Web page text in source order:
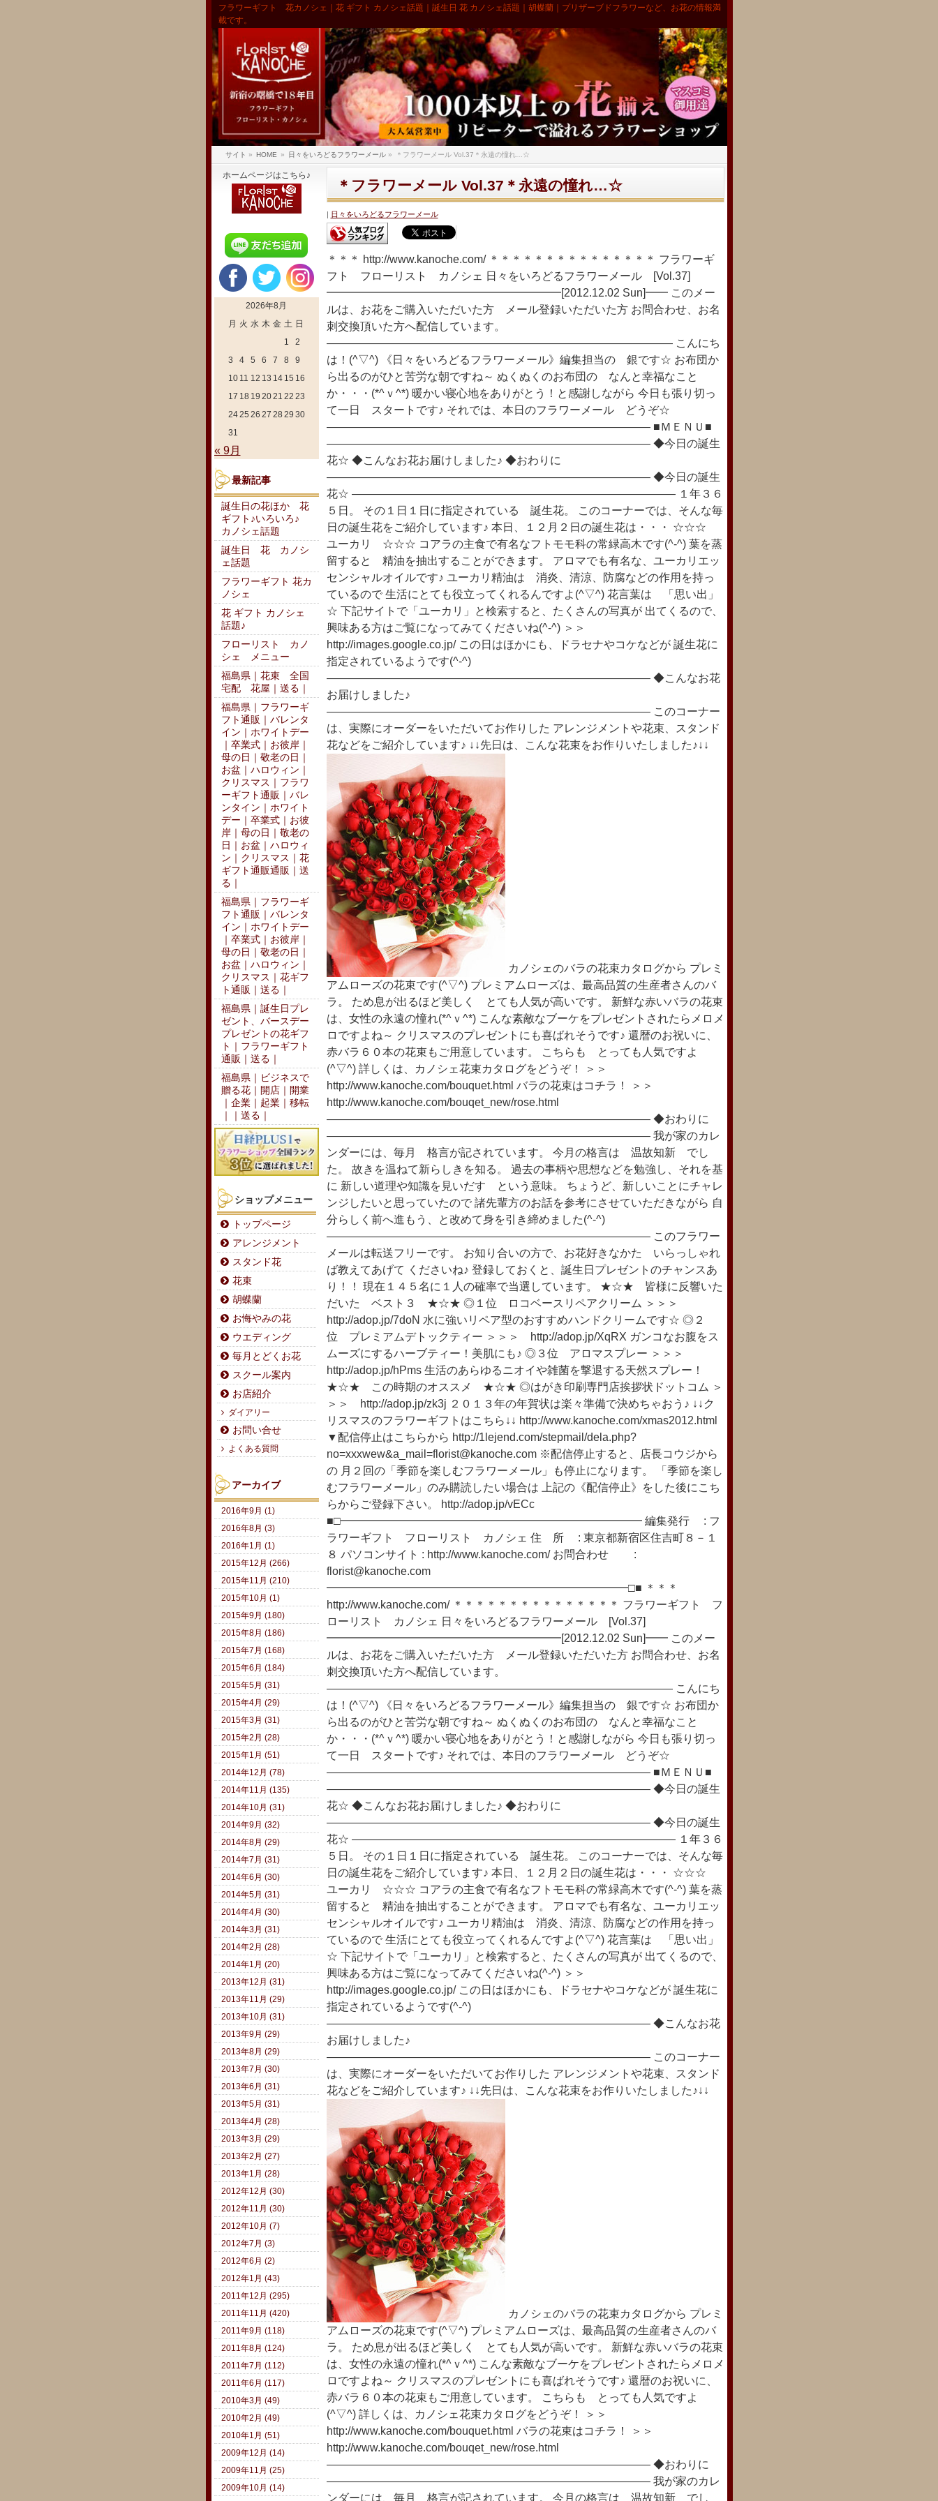
フラワーギフト 花カノシェ｜花 ギフト カノシェ話題｜誕生日 花 カノシェ話題｜胡蝶蘭｜プリザーブドフラワーなど、お花の情報満
載です。
サイト » HOME » 日々をいろどるフラワーメール» ＊フラワーメール Vol.37＊永遠の憧れ…☆
＊フラワーメール Vol.37＊永遠の憧れ…☆
日々をいろどるフラワーメール
＊＊＊ http://www.kanoche.com/ ＊＊＊＊＊＊＊＊＊＊＊＊＊＊＊ フラワーギ
フト フローリスト カノシェ 日々をいろどるフラワーメール [Vol.37]
━━━━━━━━━━━━━━━━━━━━━[2012.12.02 Sun]━━ このメー
ルは、お花をご購入いただいた方 メール登録いただいた方 お問合わせ、お名
刺交換頂いた方へ配信しています。
――――――――――――――――――――――――――――――― こんにち
は！(^▽^) 《日々をいろどるフラワーメール》編集担当の 銀です☆ お布団か
ら出るのがひと苦労な朝ですね～ ぬくぬくのお布団の なんと幸福なこと
か・・・(*^ｖ^*) 暖かい寝心地をありがとう！と感謝しながら 今日も張り切っ
て一日 スタートです♪ それでは、本日のフラワーメール どうぞ☆
――――――――――――――――――――――――――――― ■ＭＥＮＵ■
――――――――――――――――――――――――――――― ◆今日の誕生
花☆ ◆こんなお花お届けしました♪ ◆おわりに
――――――――――――――――――――――――――――― ◆今日の誕生
花☆ ――――――――――――――――――――――――――――― １年３６
５日。 その１日１日に指定されている 誕生花。 このコーナーでは、そんな毎
日の誕生花をご紹介しています♪ 本日、１２月２日の誕生花は・・・ ☆☆☆
ユーカリ ☆☆☆ コアラの主食で有名なフトモモ科の常緑高木です(^-^) 葉を蒸
留すると 精油を抽出することができます。 アロマでも有名な、ユーカリエッ
センシャルオイルです♪ ユーカリ精油は 消炎、清涼、防腐などの作用を持っ
ているので 生活にとても役立ってくれるんですよ(^▽^) 花言葉は 「思い出」
☆ 下記サイトで「ユーカリ」と検索すると、たくさんの写真が 出てくるので、
興味ある方はご覧になってみてくださいね(^-^) ＞＞
http://images.google.co.jp/ この日はほかにも、ドラセナやコケなどが 誕生花に
指定されているようです(^-^)
――――――――――――――――――――――――――――― ◆こんなお花
お届けしました♪
――――――――――――――――――――――――――――― このコーナー
は、実際にオーダーをいただいてお作りした アレンジメントや花束、スタンド
花などをご紹介しています♪ ↓↓先日は、こんな花束をお作りいたしました♪↓↓
カノシェのバラの花束カタログから プレミ
アムローズの花束です(^▽^) プレミアムローズは、最高品質の生産者さんのバ
ラ。 ため息が出るほど美しく とても人気が高いです。 新鮮な赤いバラの花束
は、女性の永遠の憧れ(*^ｖ^*) こんな素敵なブーケをプレゼントされたらメロメ
ロですよね～ クリスマスのプレゼントにも喜ばれそうです♪ 還暦のお祝いに、
赤バラ６０本の花束もご用意しています。 こちらも とっても人気ですよ
(^▽^) 詳しくは、カノシェ花束カタログをどうぞ！ ＞＞
http://www.kanoche.com/bouquet.html バラの花束はコチラ！ ＞＞
http://www.kanoche.com/bouqet_new/rose.html
――――――――――――――――――――――――――――― ◆おわりに
――――――――――――――――――――――――――――― 我が家のカレ
ンダーには、毎月 格言が記されています。 今月の格言は 温故知新 でし
た。 故きを温ねて新らしきを知る。 過去の事柄や思想などを勉強し、それを基
に 新しい道理や知識を見いだす という意味。 ちょうど、新しいことにチャレ
ンジしたいと思っていたので 諸先輩方のお話を参考にさせていただきながら 自
分らしく前へ進もう、と改めて身を引き締めました(^-^)
――――――――――――――――――――――――――――― このフラワー
メールは転送フリーです。 お知り合いの方で、お花好きなかた いらっしゃれ
ば教えてあげて くださいね♪ 登録しておくと、誕生日プレゼントのチャンスあ
り！！ 現在１４５名に１人の確率で当選しています。 ★☆★ 皆様に反響いた
だいた ベスト３ ★☆★ ◎１位 ロコベースリペアクリーム ＞＞＞
http://adop.jp/7doN 水に強いリペア型のおすすめハンドクリームです☆ ◎２
位 プレミアムデトックティー ＞＞＞ http://adop.jp/XqRX ガンコなお腹をス
ムーズにするハーブティー！美肌にも♪ ◎３位 アロマスプレー ＞＞＞
http://adop.jp/hPms 生活のあらゆるニオイや雑菌を撃退する天然スプレー！
★☆★ この時期のオススメ ★☆★ ◎はがき印刷専門店挨拶状ドットコム ＞
＞＞ http://adop.jp/zk3j ２０１３年の年賀状は楽々準備で決めちゃおう♪ ↓↓ク
リスマスのフラワーギフトはこちら↓↓ http://www.kanoche.com/xmas2012.html
▼配信停止はこちらから http://1lejend.com/stepmail/dela.php?
no=xxxwew&a_mail=florist@kanoche.com ※配信停止すると、店長コウジから
の 月２回の「季節を楽しむフラワーメール」も停止になります。 「季節を楽し
むフラワーメール」のみ購読したい場合は 上記の《配信停止》をした後にこち
らからご登録下さい。 http://adop.jp/vECc
■□━━━━━━━━━━━━━━━━━━━━━━━━━━━ 編集発行 : フ
ラワーギフト フローリスト カノシェ 住 所 : 東京都新宿区住吉町８－１
８ パソコンサイト : http://www.kanoche.com/ お問合わせ :
florist@kanoche.com
━━━━━━━━━━━━━━━━━━━━━━━━━━━□■ ＊＊＊
http://www.kanoche.com/ ＊＊＊＊＊＊＊＊＊＊＊＊＊＊＊ フラワーギフト フ
ローリスト カノシェ 日々をいろどるフラワーメール [Vol.37]
━━━━━━━━━━━━━━━━━━━━━[2012.12.02 Sun]━━ このメー
ルは、お花をご購入いただいた方 メール登録いただいた方 お問合わせ、お名
刺交換頂いた方へ配信しています。
――――――――――――――――――――――――――――――― こんにち
は！(^▽^) 《日々をいろどるフラワーメール》編集担当の 銀です☆ お布団か
ら出るのがひと苦労な朝ですね～ ぬくぬくのお布団の なんと幸福なこと
か・・・(*^ｖ^*) 暖かい寝心地をありがとう！と感謝しながら 今日も張り切っ
て一日 スタートです♪ それでは、本日のフラワーメール どうぞ☆
――――――――――――――――――――――――――――― ■ＭＥＮＵ■
――――――――――――――――――――――――――――― ◆今日の誕生
花☆ ◆こんなお花お届けしました♪ ◆おわりに
――――――――――――――――――――――――――――― ◆今日の誕生
花☆ ――――――――――――――――――――――――――――― １年３６
５日。 その１日１日に指定されている 誕生花。 このコーナーでは、そんな毎
日の誕生花をご紹介しています♪ 本日、１２月２日の誕生花は・・・ ☆☆☆
ユーカリ ☆☆☆ コアラの主食で有名なフトモモ科の常緑高木です(^-^) 葉を蒸
留すると 精油を抽出することができます。 アロマでも有名な、ユーカリエッ
センシャルオイルです♪ ユーカリ精油は 消炎、清涼、防腐などの作用を持っ
ているので 生活にとても役立ってくれるんですよ(^▽^) 花言葉は 「思い出」
☆ 下記サイトで「ユーカリ」と検索すると、たくさんの写真が 出てくるので、
興味ある方はご覧になってみてくださいね(^-^) ＞＞
http://images.google.co.jp/ この日はほかにも、ドラセナやコケなどが 誕生花に
指定されているようです(^-^)
――――――――――――――――――――――――――――― ◆こんなお花
お届けしました♪
――――――――――――――――――――――――――――― このコーナー
は、実際にオーダーをいただいてお作りした アレンジメントや花束、スタンド
花などをご紹介しています♪ ↓↓先日は、こんな花束をお作りいたしました♪↓↓
カノシェのバラの花束カタログから プレミ
アムローズの花束です(^▽^) プレミアムローズは、最高品質の生産者さんのバ
ラ。 ため息が出るほど美しく とても人気が高いです。 新鮮な赤いバラの花束
は、女性の永遠の憧れ(*^ｖ^*) こんな素敵なブーケをプレゼントされたらメロメ
ロですよね～ クリスマスのプレゼントにも喜ばれそうです♪ 還暦のお祝いに、
赤バラ６０本の花束もご用意しています。 こちらも とっても人気ですよ
(^▽^) 詳しくは、カノシェ花束カタログをどうぞ！ ＞＞
http://www.kanoche.com/bouquet.html バラの花束はコチラ！ ＞＞
http://www.kanoche.com/bouqet_new/rose.html
――――――――――――――――――――――――――――― ◆おわりに
――――――――――――――――――――――――――――― 我が家のカレ
ンダーには、毎月 格言が記されています。 今月の格言は 温故知新 でし
ホームページはこちら♪
2026年8月
月 火 水 木 金 土 日
1
2
3
4 5 6 7 8
9
10 11 12 13 14 15 16
17 18 19 2021 22 23
2425 26 27 28 29 30
31
« 9月
最新記事
誕生日の花ほか 花
ギフト♪いろいろ♪
カノシェ話題
誕生日 花 カノシ
ェ話題
フラワーギフト 花カ
ノシェ
花 ギフト カノシェ
話題♪
フローリスト カノ
シェ メニュー
福島県｜花束 全国
宅配 花屋｜送る｜
福島県｜フラワーギ
フト通販｜バレンタ
イン｜ホワイトデー
｜卒業式｜お彼岸｜
母の日｜敬老の日｜
お盆｜ハロウィン｜
クリスマス｜フラワ
ーギフト通販｜バレ
ンタイン｜ホワイト
デー｜卒業式｜お彼
岸｜母の日｜敬老の
日｜お盆｜ハロウィ
ン｜クリスマス｜花
ギフト通販通販｜送
る｜
福島県｜フラワーギ
フト通販｜バレンタ
イン｜ホワイトデー
｜卒業式｜お彼岸｜
母の日｜敬老の日｜
お盆｜ハロウィン｜
クリスマス｜花ギフ
ト通販｜送る｜
福島県｜誕生日プレ
ゼント、バースデー
プレゼントの花ギフ
ト｜フラワーギフト
通販｜送る｜
福島県｜ビジネスで
贈る花｜開店｜開業
｜企業｜起業｜移転
｜｜送る｜
ショップメニュー
トップページ
アレンジメント
スタンド花
花束
胡蝶蘭
お悔やみの花
ウエディング
毎月とどくお花
スクール案内
お店紹介
ダイアリー
お問い合せ
よくある質問
アーカイブ
2016年9月 (1)
2016年8月 (3)
2016年1月 (1)
2015年12月 (266)
2015年11月 (210)
2015年10月 (1)
2015年9月 (180)
2015年8月 (186)
2015年7月 (168)
2015年6月 (184)
2015年5月 (31)
2015年4月 (29)
2015年3月 (31)
2015年2月 (28)
2015年1月 (51)
2014年12月 (78)
2014年11月 (135)
2014年10月 (31)
2014年9月 (32)
2014年8月 (29)
2014年7月 (31)
2014年6月 (30)
2014年5月 (31)
2014年4月 (30)
2014年3月 (31)
2014年2月 (28)
2014年1月 (20)
2013年12月 (31)
2013年11月 (29)
2013年10月 (31)
2013年9月 (29)
2013年8月 (29)
2013年7月 (30)
2013年6月 (31)
2013年5月 (31)
2013年4月 (28)
2013年3月 (29)
2013年2月 (27)
2013年1月 (28)
2012年12月 (30)
2012年11月 (30)
2012年10月 (7)
2012年7月 (3)
2012年6月 (2)
2012年1月 (43)
2011年12月 (295)
2011年11月 (420)
2011年9月 (118)
2011年8月 (124)
2011年7月 (112)
2011年6月 (117)
2010年3月 (49)
2010年2月 (49)
2010年1月 (51)
2009年12月 (14)
2009年11月 (25)
2009年10月 (14)